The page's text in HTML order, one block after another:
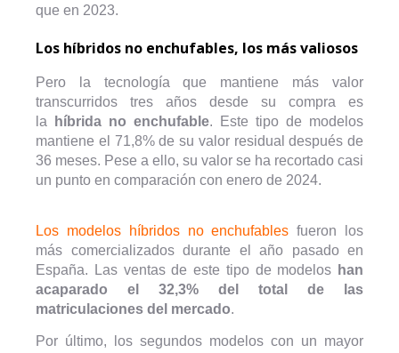
que en 2023.
Los híbridos no enchufables, los más valiosos
Pero la tecnología que mantiene más valor
transcurridos tres años desde su compra es
la
híbrida no enchufable. Este tipo de modelos
mantiene el 71,8% de su valor residual después de
36 meses. Pese a ello, su valor se ha recortado casi
un punto en comparación con enero de 2024.
Los modelos híbridos no enchufables fueron los
más comercializados durante el año pasado en
España. Las ventas de este tipo de modelos han
acaparado el 32,3% del total de las
matriculaciones del mercado.
Por último, los segundos modelos con un mayor